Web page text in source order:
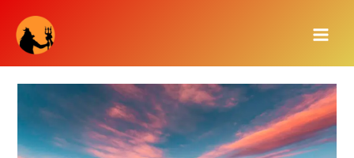
content